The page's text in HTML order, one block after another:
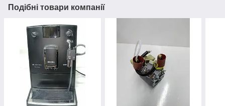
Подібні товари компанії